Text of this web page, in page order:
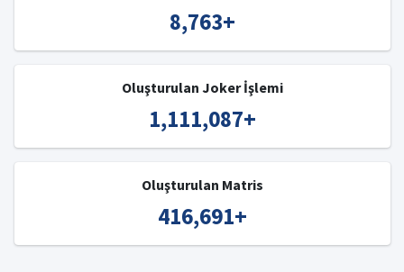
8,763+
Oluşturulan Joker İşlemi
1,111,087+
Oluşturulan Matris
416,691+